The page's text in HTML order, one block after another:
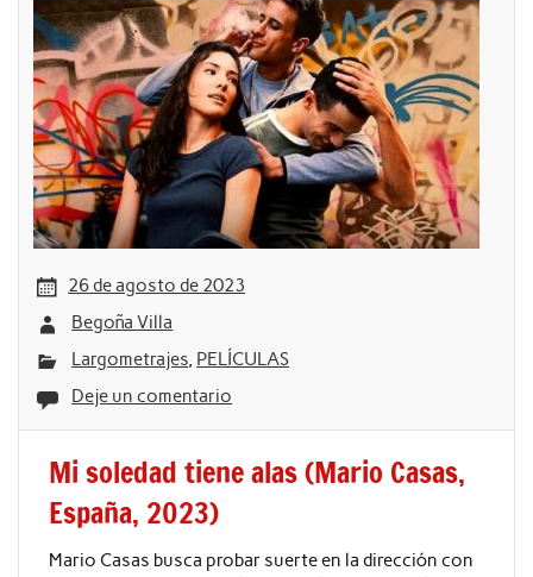
26 de agosto de 2023
Begoña Villa
Largometrajes, PELÍCULAS
Deje un comentario
Mi soledad tiene alas (Mario Casas,
España, 2023)
Mario Casas busca probar suerte en la dirección con